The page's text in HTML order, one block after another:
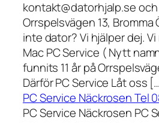
kontakt@datorhjalp.se och
Orrspelsvägen 13,
inte dator? Vi hjälper dej.
Mac PC Service ( Nytt
funnits 11 år på
Därför PC Service Låt oss
PC Service Näckrosen Tel
PC Service Näckrosen PC